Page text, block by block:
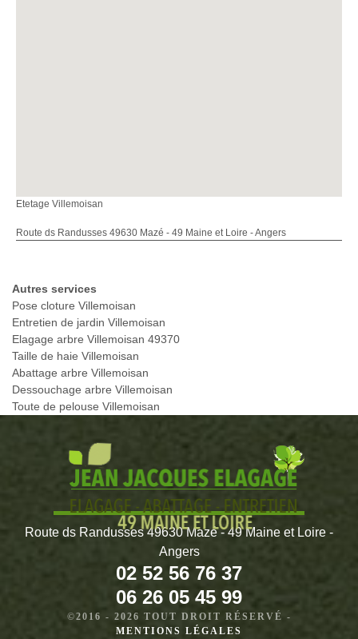
Etetage Villemoisan
Route ds Randusses 49630 Mazé - 49 Maine et Loire - Angers
Autres services
Pose cloture Villemoisan
Entretien de jardin Villemoisan
Elagage arbre Villemoisan 49370
Taille de haie Villemoisan
Abattage arbre Villemoisan
Dessouchage arbre Villemoisan
Toute de pelouse Villemoisan
Route ds Randusses 49630 Mazé - 49 Maine et Loire -
Angers
02 52 56 76 37
06 26 05 45 99
©2016 - 2026 TOUT DROIT RÉSERVÉ -
MENTIONS LÉGALES